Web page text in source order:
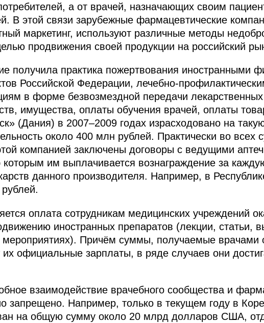
а от врачей, назначающих своим
В этой связи зарубежные фармацевтические
маркетинг, используют различные методы
продвижения своей продукции на российский
получила практика пожертвования иностранными
Российской Федерации, лечебно-
в форме безвозмездной передачи
имущества, оплаты обучения врачей, оплаты
(Дания) в 2007–2009 годах израсходовано на
около 400 млн рублей. Практически во всех
компанией заключены договоры с ведущими
которым им выплачивается вознаграждение за
данного производителя. Например, в
оплата сотрудникам медицинских учреждений
иностранных препаратов (лекции, статьи,
мероприятиях). Причём суммы, получаемые врачами
официальные зарплаты, в ряде случаев они
взаимодействие врачебного сообщества и
запрещено. Например, только в текущем году в
на общую сумму около 20 млрд долларов США,